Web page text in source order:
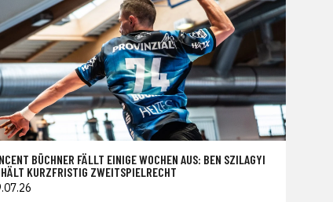
BÜCHNER FÄLLT EINIGE WOCHEN AUS: BEN SZILAGYI
KURZFRISTIG ZWEITSPIELRECHT